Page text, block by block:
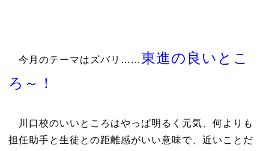
今月のテーマはズバリ…… 東進の良いとこ
ろ～！
川口校のいいところはやっぱ明るく元気、何よりも
担任助手と生徒との距離感がいい意味で、近いことだ